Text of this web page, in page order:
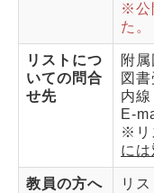
※公
た。
リストにつ
いての問合
せ先
附
図
内
E-
※リ
に
教員の方へ
リ